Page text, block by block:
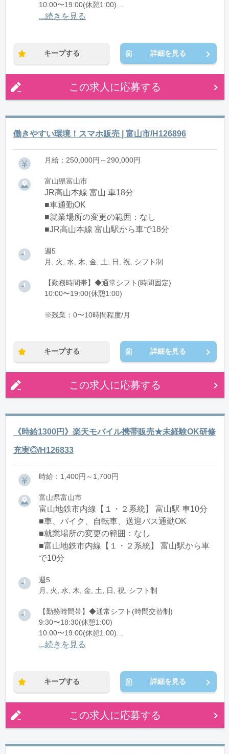
10:00〜19:00(休憩1:00)
11:00〜20:00(休憩1:00)
...続きを見る
キープする 詳細を見る
この求人に応募する
働きやすい環境！スマホ販売 | 富山市/H126896
月給：250,000円～290,000円
富山県富山市
JR高山本線 富山 車18分
■車通勤OK
■就業場所の変更の範囲：なし
■JR高山本線 富山駅から車で18分
週5
月, 火, 水, 木, 金, 土, 日, 祝, シフト制
【勤務時間帯】◆通常シフト(時間固定)
10:00〜19:00(休憩1:00)
※残業：0〜10時間程度/月
キープする 詳細を見る
この求人に応募する
《時給1300円》楽天モバイル携帯販売★未経験OK研修
充実◎/H126833
時給：1,400円～1,700円
富山県富山市
富山地鉄市内線【１・２系統】 富山駅 車10分
■車、バイク、自転車、送迎バス通勤OK
■就業場所の変更の範囲：なし
■富山地鉄市内線【１・２系統】 富山駅から車
で10分
週5
月, 火, 水, 木, 金, 土, 日, 祝, シフト制
【勤務時間帯】◆通常シフト(時間交替制)
9:30〜18:30(休憩1:00)
10:00〜19:00(休憩1:00)
11:00〜20:00(休憩1:00)
...続きを見る
キープする 詳細を見る
この求人に応募する